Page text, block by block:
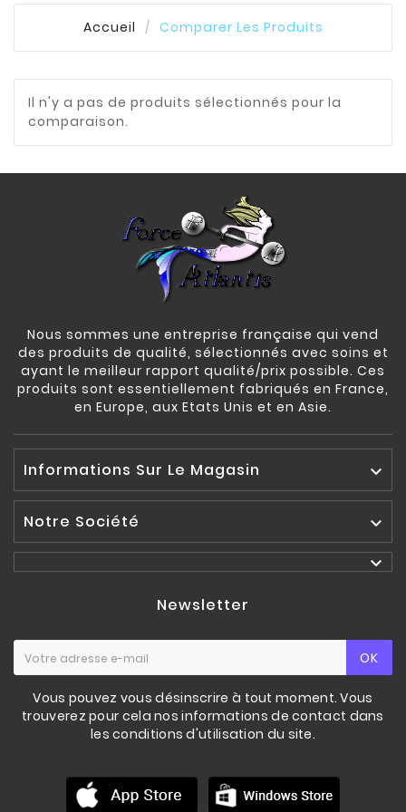
Accueil Comparer Les Produits
Il n'y a pas de produits sélectionnés pour la
comparaison.
Nous sommes une entreprise française qui vend
des produits de qualité, sélectionnés avec soins et
ayant le meilleur rapport qualité/prix possible. Ces
produits sont essentiellement fabriqués en France,
en Europe, aux Etats Unis et en Asie.
Informations Sur Le Magasin 
Notre Société


Newsletter
OK
Vous pouvez vous désinscrire à tout moment. Vous
trouverez pour cela nos informations de contact dans
les conditions d'utilisation du site.